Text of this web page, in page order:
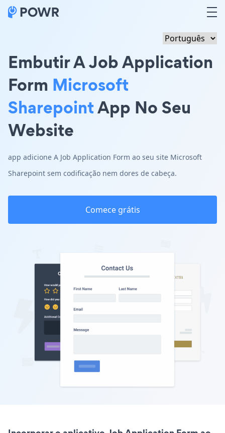
Embutir A Job Application
Form Microsoft
SharepointApp No Seu
Website
app adicione A Job Application Form ao seu site Microsoft
Sharepoint sem codificação nem dores de cabeça.
Comece grátis